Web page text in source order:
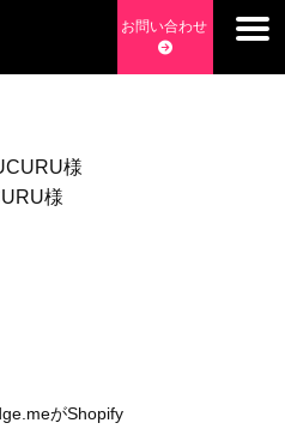
リ開発・コーチング チョッピ
お問い合わせ
様
がShopify